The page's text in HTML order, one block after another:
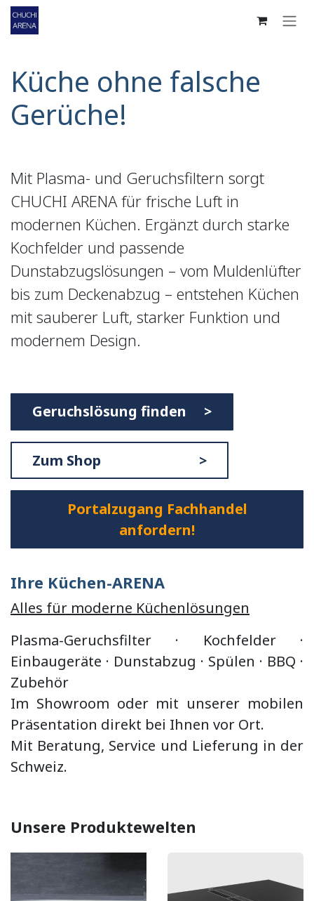
Zum Inhalt springen
Küche ohne falsche
Gerüche!
Mit Plasma- und Geruchsfiltern sorgt
CHUCHI ARENA für frische Luft in
modernen Küchen. Ergänzt durch starke
Kochfelder und passende
Dunstabzugslösungen – vom Muldenlüfter
bis zum Deckenabzug – entstehen Küchen
mit sauberer Luft, starker Funktion und
modernem Design.
Geruchslösung finden >
Zum Shop >
Portalzugang Fachhandel
anfordern!
Ihre Küchen-ARENA
Alles für moderne Küchenlösungen
Plasma-Geruchsfilter · Kochfelder ·
Einbaugeräte · Dunstabzug · Spülen · BBQ ·
Zubehör
Im Showroom oder mit unserer mobilen
Präsentation direkt bei Ihnen vor Ort.
Mit Beratung, Service und Lieferung in der
Schweiz.
Unsere Produktewelten